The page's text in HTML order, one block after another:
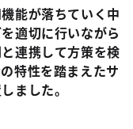
能が落ちていく中
適切に行いながら
連携して方策を検
特性を踏まえたサ
ました。